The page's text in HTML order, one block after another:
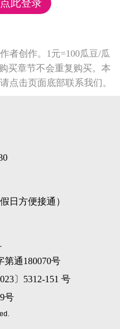
此登录
者创作。1元=100瓜豆/瓜
买章节不会重复购买。本
点击页面底部联系我们。
日方便接通）
通180070号
〕5312-151 号
号